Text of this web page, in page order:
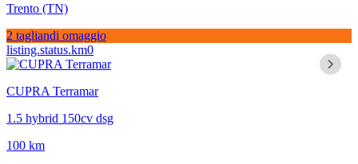
Trento (TN)
2 tagliandi omaggio
listing.status.km0
CUPRA Terramar
1.5 hybrid 150cv dsg
100 km